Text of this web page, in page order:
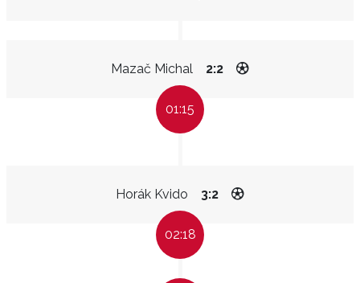
Mazač Michal 2:2
01:15
Horák Kvido 3:2
02:18